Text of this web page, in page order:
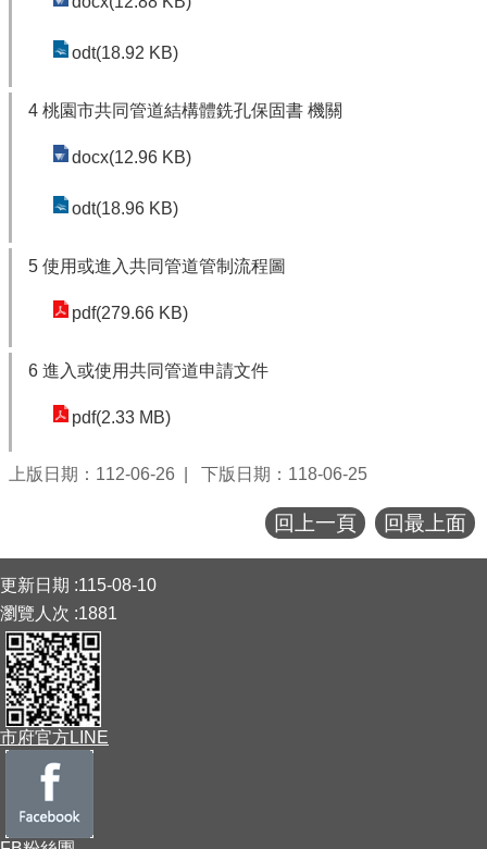
odt(18.92 KB)
4 桃園市共同管道結構體銑孔保固書 機關
docx(12.96 KB)
odt(18.96 KB)
5 使用或進入共同管道管制流程圖
pdf(279.66 KB)
6 進入或使用共同管道申請文件
pdf(2.33 MB)
上版日期：112-06-26 下版日期：118-06-25
回上一頁 回最上面
更新日期
115-08-10
瀏覽人次 1881
市府官方LINE